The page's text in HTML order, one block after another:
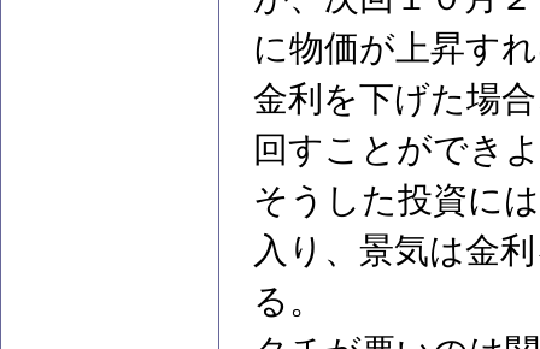
に物価が上昇す
金利を下げた場
回すことができ
そうした投資に
入り、景気は金
る。